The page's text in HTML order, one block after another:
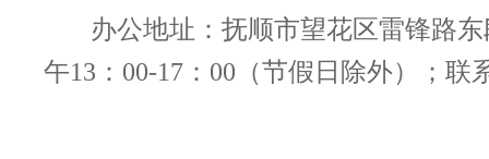
办公地址：抚顺市望花区雷锋路
午13：00-17：00（节假日除外）；联